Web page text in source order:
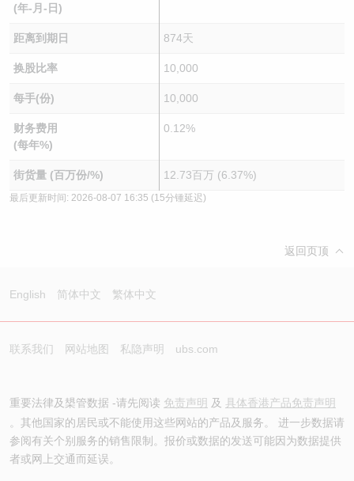
(年-月-日)
距离到期日 874天
换股比率 10,000
每手(份) 10,000
财务费用
(每年%)
0.12%
街货量 (百万份/%) 12.73百万 (6.37%)
最后更新时间: 2026-08-07 16:35 (15分锺延迟)
返回页顶
English 简体中文 繁体中文
联系我们 网站地图 私隐声明 ubs.com
重要法律及槼管数据 -请先阅读 免责声明 及 具体香港产品免责声明
。其他国家的居民或不能使用这些网站的产品及服务。 进一步数据请
参阅有关个别服务的销售限制。报价或数据的发送可能因为数据提供
者或网上交通而延误。